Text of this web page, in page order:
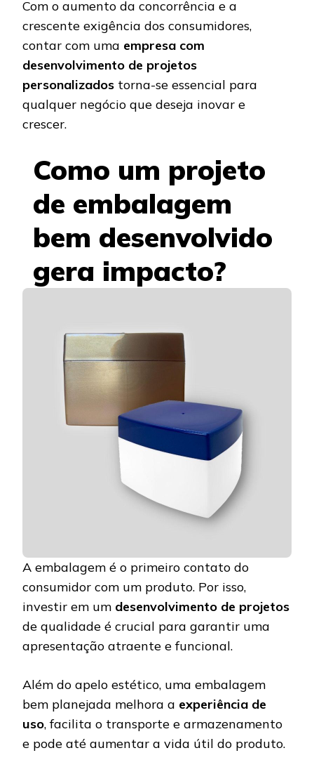
Com o aumento da concorrência e a
crescente exigência dos consumidores,
contar com uma empresa com
desenvolvimento de projetos
personalizados torna-se essencial para
qualquer negócio que deseja inovar e
crescer.
Como um projeto
de embalagem
bem desenvolvido
gera impacto?
A embalagem é o primeiro contato do
consumidor com um produto. Por isso,
investir em um desenvolvimento de projetos
de qualidade é crucial para garantir uma
apresentação atraente e funcional.
Além do apelo estético, uma embalagem
bem planejada melhora a experiência de
uso, facilita o transporte e armazenamento
e pode até aumentar a vida útil do produto.